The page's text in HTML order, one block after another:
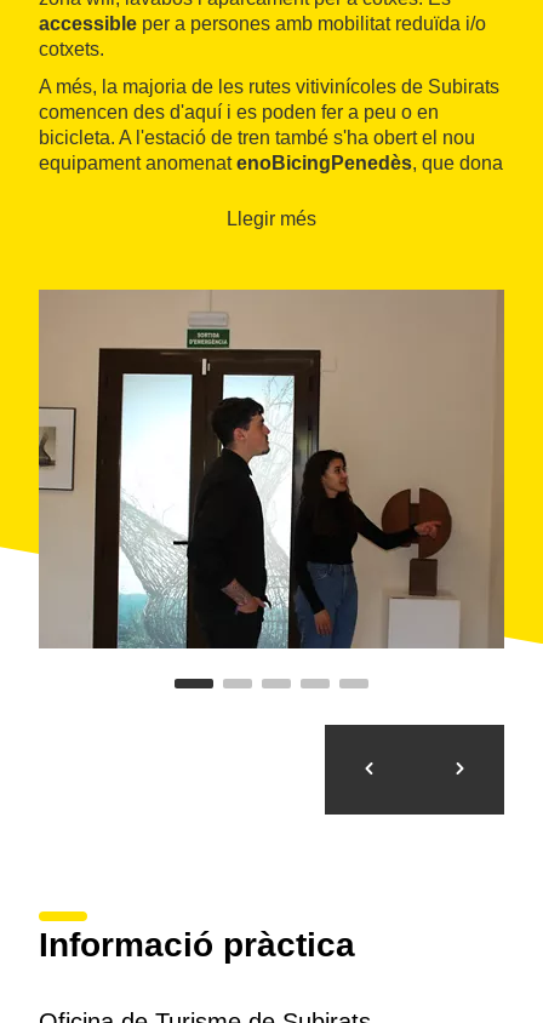
accessible per a persones amb mobilitat reduïda i/o
cotxets.
A més, la majoria de les rutes vitivinícoles de Subirats
comencen des d'aquí i es poden fer a peu o en
bicicleta. A l'estació de tren també s'ha obert el nou
equipament anomenatenoBicingPenedès, que dona
de Turisme. En aquest espai, s'ofereixen noves
convencionals, de passeig o BTT), servei de guiatge i
acompanyament, aparcament, lavabos, vestidors i
Aquells visitants que ho desitgin també poden gaudir
de l’exposició permanent, on s’exhibeixen obres
dels artistes de Subirats.
Llegir més
Informació pràctica